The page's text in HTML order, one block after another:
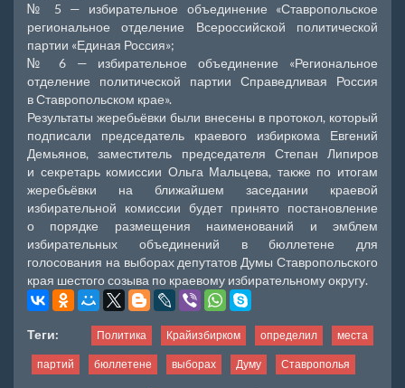
№ 5 — избирательное объединение «Ставропольское
региональное отделение Всероссийской политической
партии «Единая Россия»;
№ 6 — избирательное объединение «Региональное
отделение политической партии Справедливая Россия
в Ставропольском крае».
Результаты жеребьёвки были внесены в протокол, который
подписали председатель краевого избиркома Евгений
Демьянов, заместитель председателя Степан Липиров
и секретарь комиссии Ольга Мальцева, также по итогам
жеребьёвки на ближайшем заседании краевой
избирательной комиссии будет принято постановление
о порядке размещения наименований и эмблем
избирательных объединений в бюллетене для
голосования на выборах депутатов Думы Ставропольского
края шестого созыва по краевому избирательному округу.
Теги: Политика Крайизбирком определил места
партий бюллетене выборах Думу Ставрополья